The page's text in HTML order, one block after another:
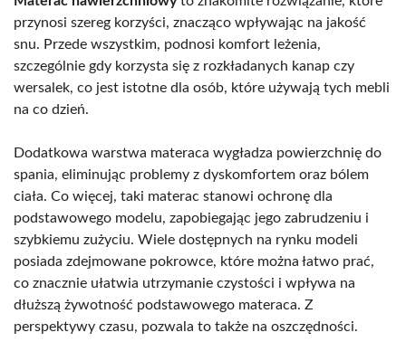
przynosi szereg korzyści, znacząco wpływając na jakość
snu. Przede wszystkim, podnosi komfort leżenia,
szczególnie gdy korzysta się z rozkładanych kanap czy
wersalek, co jest istotne dla osób, które używają tych mebli
na co dzień.
Dodatkowa warstwa materaca wygładza powierzchnię do
spania, eliminując problemy z dyskomfortem oraz bólem
ciała. Co więcej, taki materac stanowi ochronę dla
podstawowego modelu, zapobiegając jego zabrudzeniu i
szybkiemu zużyciu. Wiele dostępnych na rynku modeli
posiada zdejmowane pokrowce, które można łatwo prać,
co znacznie ułatwia utrzymanie czystości i wpływa na
dłuższą żywotność podstawowego materaca. Z
perspektywy czasu, pozwala to także na oszczędności.